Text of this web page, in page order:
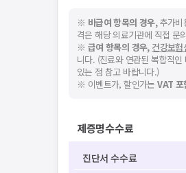
※ 비급여 항목의 경우,추가비
격은 해당 의료기관에 직접 문
※ 급여 항목의 경우, 건강보험
니다. (진료와 연관된 복합적
있는 점 참고 바랍니다.)
※ 이벤트가, 할인가는VAT 포
제증명수수료
진단서 수수료